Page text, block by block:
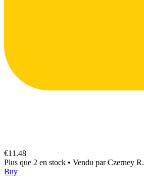
€11.48
Plus que 2 en stock • Vendu parCzerney R.
Buy